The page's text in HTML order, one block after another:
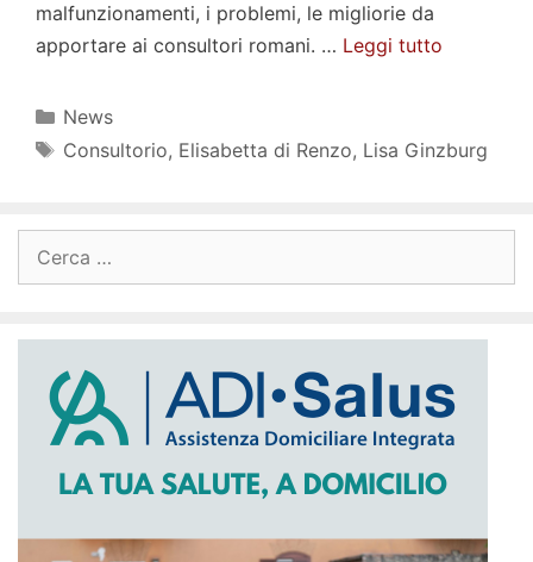
malfunzionamenti, i problemi, le migliorie da
apportare ai consultori romani. … Leggi tutto
Categorie
News
Tag
Consultorio, Elisabetta di Renzo, Lisa Ginzburg
per: